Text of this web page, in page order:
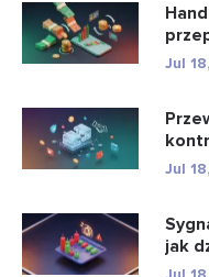
Jul
intel...
Jul
jak